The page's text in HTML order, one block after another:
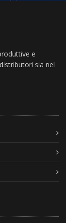
e
sia nel